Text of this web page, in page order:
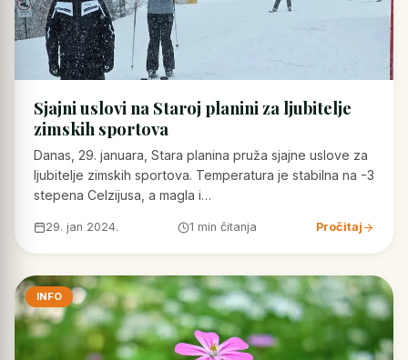
Sjajni uslovi na Staroj planini za ljubitelje
zimskih sportova
Danas, 29. januara, Stara planina pruža sjajne uslove za
ljubitelje zimskih sportova. Temperatura je stabilna na -3
stepena Celzijusa, a magla i…
29. jan 2024. 1 min čitanja Pročitaj
INFO